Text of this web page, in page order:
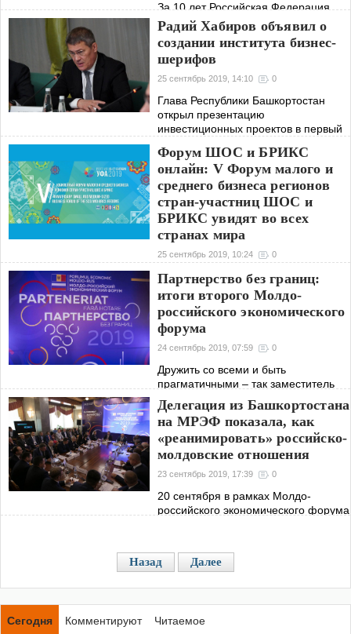
За 10 лет Российская Федерация
радикально изменила свое
законодательство, и ситуация для
бизнеса стала более благоприятной
Радий Хабиров объявил о
создании института бизнес-
шерифов
25 сентябрь 2019, 14:10 0
Глава Республики Башкортостан
открыл презентацию
инвестиционных проектов в первый
малого и среднего бизнеса регионов
стран-участниц ШОС и БРИКС
Форум ШОС и БРИКС
онлайн: V Форум малого и
среднего бизнеса регионов
стран-участниц ШОС и
БРИКС увидят во всех
странах мира
25 сентябрь 2019, 10:24 0
В Уфе 25 сентября стартовал
юбилейный пятый Форум малого и
среднего бизнеса регионов стран-
участниц ШОС и БРИКС.
Партнерство без границ:
итоги второго Молдо-
российского экономического
форума
24 сентябрь 2019, 07:59 0
Дружить со всеми и быть
прагматичными – так заместитель
Председателя Правительства
Российской Федерации Дмитрий
Козак сформулировал главный урок,
который преподала миру Молдова.
Делегация из Башкортостана
на МРЭФ показала, как
«реанимировать» российско-
молдовские отношения
23 сентябрь 2019, 17:39 0
20 сентября в рамках Молдо-
российского экономического форума
Республики Башкортостан и
Молдовы.
Назад Далее
Сегодня Комментируют Читаемое